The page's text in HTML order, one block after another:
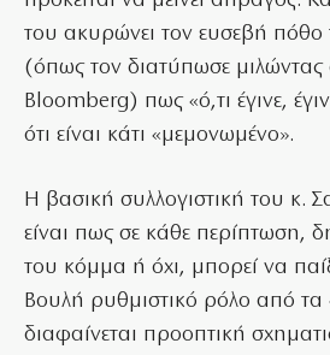
του ακυρώνει τον ευσεβή
(όπως τον διατύπωσε
Bloomberg) πως «ό,τι έγινε,
ότι είναι κάτι «μεμονωμένο».
Η βασική συλλογιστική του κ.
είναι πως σε κάθε περίπτωση,
του κόμμα ή όχι, μπορεί να
Βουλή ρυθμιστικό ρόλο από τα
διαφαίνεται προοπτική